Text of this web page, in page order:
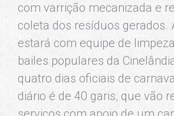
com varrição mecanizada e
coleta dos resíduos gerados.
estará com equipe de
bailes populares da
quatro dias oficiais de
diário é de 40 garis, que vão